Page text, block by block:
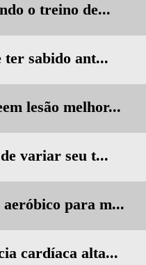
o treino de...
ter sabido ant...
lesão melhor...
variar seu t...
para m...
cardíaca alta...